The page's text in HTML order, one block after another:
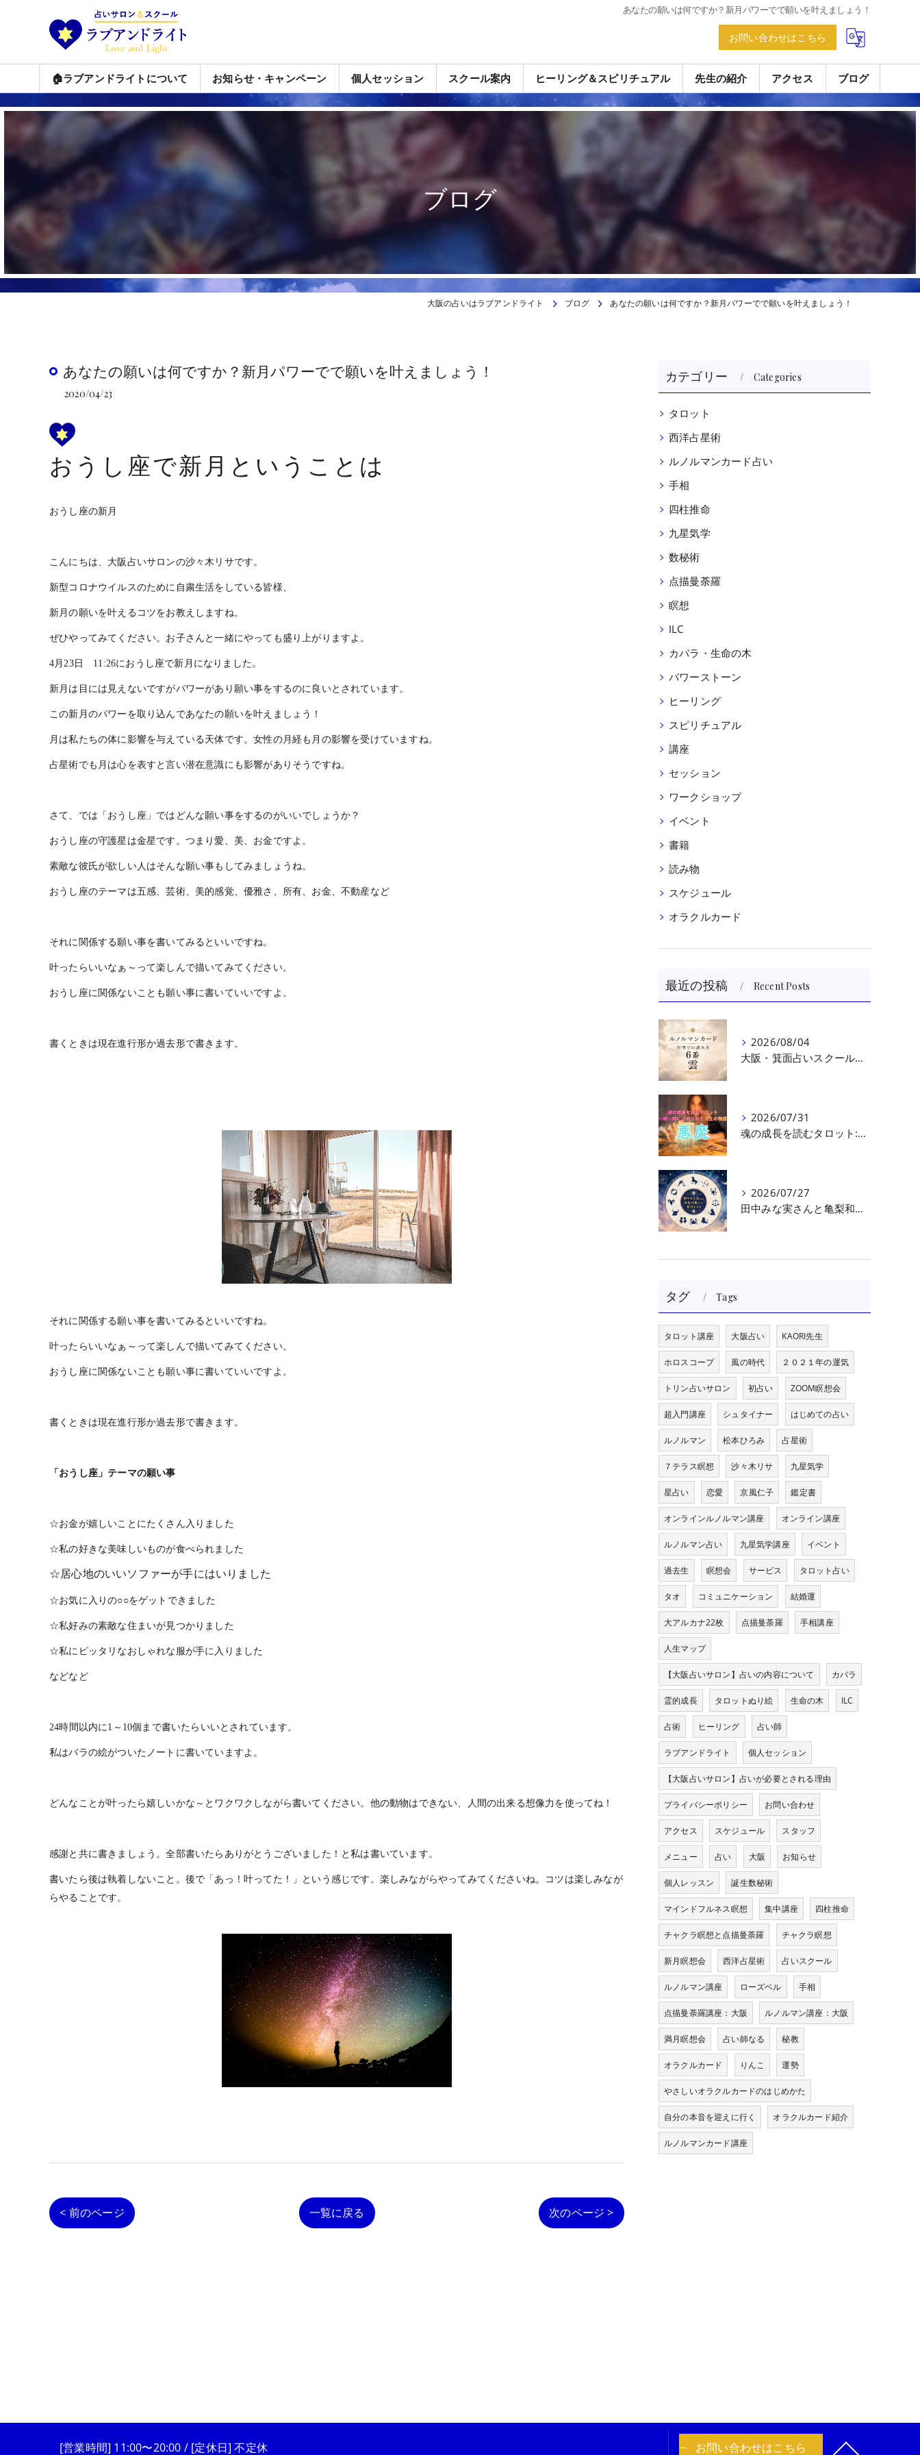
あなたの願いは何ですか？新月パワーでで願いを叶えましょう！
お問い合わせはこちら
🏠ラブアンドライトについて お知らせ・キャンペーン 個人セッション スクール案内 ヒーリング＆スピリチュアル 先生の紹介 アクセス ブログ
ブログ
大阪の占いはラブアンドライト ブログ あなたの願いは何ですか？新月パワーでで願いを叶えましょう！
あなたの願いは何ですか？新月パワーでで願いを叶えましょう！
2020/04/23
おうし座で新月ということは
おうし座の新月
こんにちは、大阪占いサロンの沙々木リサです。
新型コロナウイルスのために自粛生活をしている皆様、
新月の願いを叶えるコツをお教えしますね。
ぜひやってみてください。お子さんと一緒にやっても盛り上がりますよ。
4月23日 11:26におうし座で新月になりました。
新月は目には見えないですがパワーがあり願い事をするのに良いとされています。
この新月のパワーを取り込んであなたの願いを叶えましょう！
月は私たちの体に影響を与えている天体です。女性の月経も月の影響を受けていますね。
占星術でも月は心を表すと言い潜在意識にも影響がありそうですね。
さて、では「おうし座」ではどんな願い事をするのがいいでしょうか？
おうし座の守護星は金星です。つまり愛、美、お金ですよ。
素敵な彼氏が欲しい人はそんな願い事もしてみましょうね。
おうし座のテーマは五感、芸術、美的感覚、優雅さ、所有、お金、不動産など
それに関係する願い事を書いてみるといいですね。
叶ったらいいなぁ～って楽しんで描いてみてください。
おうし座に関係ないことも願い事に書いていいですよ。
書くときは現在進行形か過去形で書きます。
それに関係する願い事を書いてみるといいですね。
叶ったらいいなぁ～って楽しんで描いてみてください。
おうし座に関係ないことも願い事に書いていいですよ。
書くときは現在進行形か過去形で書きます。
「おうし座」テーマの願い事
☆お金が嬉しいことにたくさん入りました
☆私の好きな美味しいものが食べられました
☆居心地のいいソファーが手にはいりました
☆お気に入りの○○をゲットできました
☆私好みの素敵な住まいが見つかりました
☆私にピッタリなおしゃれな服が手に入りました
などなど
24時間以内に 1 ～ 10個まで書いたらいいとされています。
私はバラの絵がついたノートに書いていますよ。
どんなことが叶ったら嬉しいかな～とワクワクしながら書いてください。他の動物はできない、人間の出来る想像力を使ってね！
感謝と共に書きましょう。全部書いたらありがとうございました！と私は書いています。
書いたら後は執着しないこと。後で「あっ！叶ってた！」という感じです。楽しみながらやってみてくださいね。コツは楽しみなが
らやることです。
< 前のページ 一覧に戻る 次のページ >
カテゴリー Categories
タロット
西洋占星術
ルノルマンカード占い
手相
四柱推命
九星気学
数秘術
点描曼荼羅
瞑想
ILC
カバラ・生命の木
パワーストーン
ヒーリング
スピリチュアル
講座
セッション
ワークショップ
イベント
書籍
読み物
スケジュール
オラクルカード
最近の投稿 Recent Posts
2026/08/04
大阪・箕面占いスクール 原 史恵 | ルノルマンカード読み方のコツ「雲」 仕事をテーマに占った場合
2026/07/31
魂の成長を読むタロット:悪魔（第十七回目）｜大阪・箕面占いスクールラブアンドライト
2026/07/27
田中みな実さんと亀梨和也さんの相性を読む｜大阪・箕面占いスクールラブアンドライト
タグ Tags
タロット講座 大阪占い KAORI先生
ホロスコープ 風の時代 ２０２１年の運気
トリン占いサロン 初占い ZOOM瞑想会
超入門講座 シュタイナー はじめての占い
ルノルマン 松本ひろみ 占星術
７テラス瞑想 沙々木リサ 九星気学
星占い 恋愛 京風仁子 鑑定書
オンラインルノルマン講座 オンライン講座
ルノルマン占い 九星気学講座 イベント
過去生 瞑想会 サービス タロット占い
タオ コミュニケーション 結婚運
大アルカナ22枚 点描曼荼羅 手相講座
人生マップ
【大阪占いサロン】占いの内容について カバラ
霊的成長 タロットぬり絵 生命の木 ILC
占術 ヒーリング 占い師
ラブアンドライト 個人セッション
【大阪占いサロン】占いが必要とされる理由
プライバシーポリシー お問い合わせ
アクセス スケジュール スタッフ
メニュー 占い 大阪 お知らせ
個人レッスン 誕生数秘術
マインドフルネス瞑想 集中講座 四柱推命
チャクラ瞑想と点描曼荼羅 チャクラ瞑想
新月瞑想会 西洋占星術 占いスクール
ルノルマン講座 ローズベル 手相
点描曼荼羅講座：大阪 ルノルマン講座：大阪
満月瞑想会 占い師なる 秘教
オラクルカード りんこ 運勢
やさしいオラクルカードのはじめかた
自分の本音を迎えに行く オラクルカード紹介
ルノルマンカード講座
[営業時間] 11:00〜20:00 / [定休日] 不定休 お問い合わせはこちら